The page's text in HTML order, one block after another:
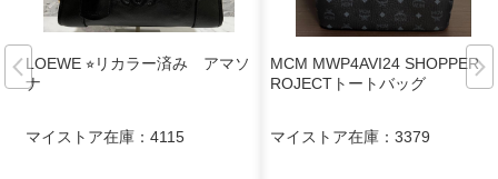
LOEWE ⭐︎リカラー済み アマソ
ナ
マイストア在庫： 4115
MCM MWP4AVI24 SHOPPER P
ROJECTトートバッグ
マイストア在庫： 3379